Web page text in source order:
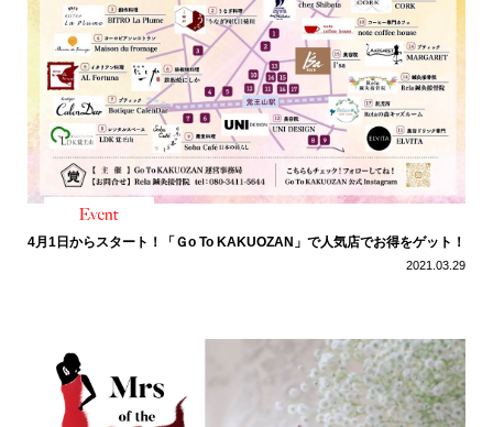
4月1日からスタート！「Ｇo To KAKUOZAN」で人気店でお得をゲット！
2021.03.29